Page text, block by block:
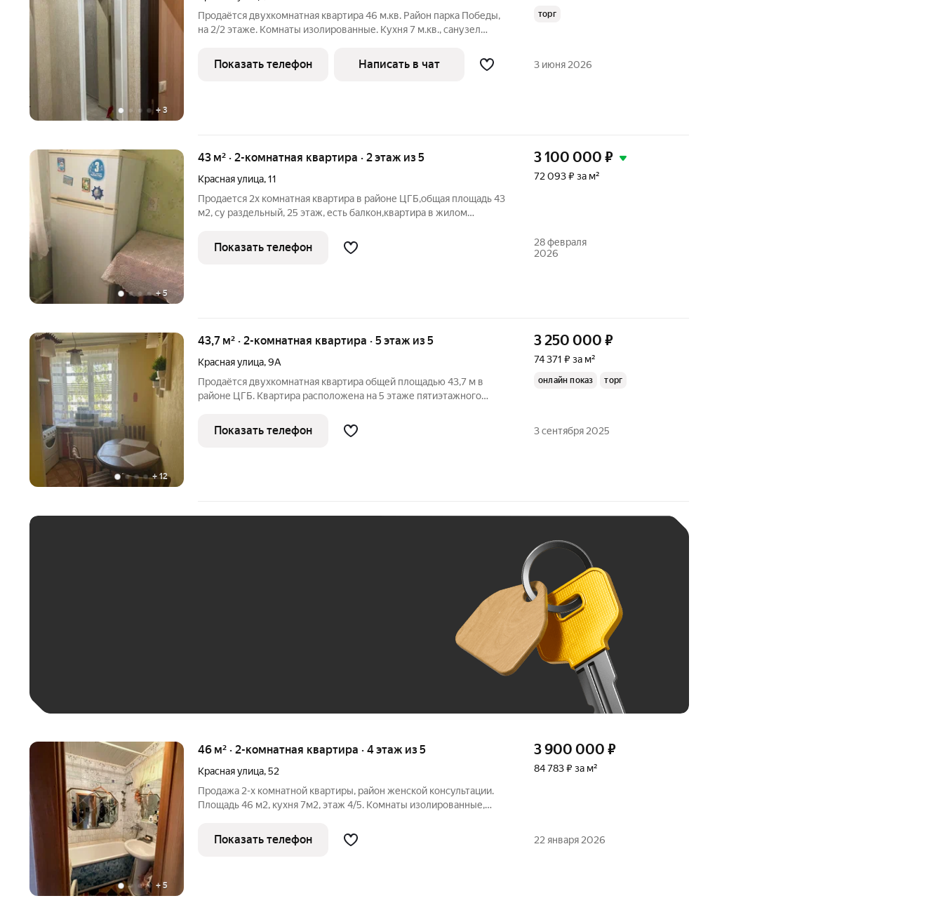
+ 3
Продаётся двухкомнатная квартира 46 м.кв. Район парка Победы,
на 2/2 этаже. Комнаты изолированные. Кухня 7 м.кв., санузел
торг
Показать телефон Написать в чат 3 июня 2026
+5
43 м² · 2-комнатная квартира · 2 этаж из 5
Красная улица,11
Продается 2х комнатная квартира в районе ЦГБ,общая площадь 43
м2, су раздельный, 25 этаж, есть балкон,квартира в жилом
3 100 000 ₽
72 093 ₽ за м²
Показать телефон
28 февраля
2026
+12
43,7 м² · 2-комнатная квартира · 5 этаж из 5
Красная улица,9А
Продаётся двухкомнатная квартира общей площадью 43,7 м в
районе ЦГБ. Квартира расположена на 5 этаже пятиэтажного
кафельной плиткой, м/п окна, балкон остеклен евро, заменены
входная и
3 250 000 ₽
74 371 ₽ за м²
онлайн показ торг
Показать телефон 3 сентября 2025
+ 5
46 м² · 2-комнатная квартира · 4 этаж из 5
Красная улица,52
Продажа 2-х комнатной квартиры, район женской консультации.
Площадь 46 м2, кухня 7м2, этаж 4/5. Комнаты изолированные,
ремонт. Хорошее, жилое состояние. Акт 221,1
3 900 000 ₽
84 783 ₽ за м²
Показать телефон 22 января 2026